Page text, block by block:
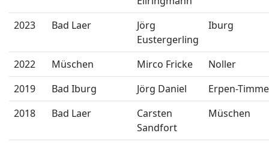
2023 Bad Laer
Jörg
Eustergerling
Iburg
2022 Müschen Mirco Fricke
Noller
2019
Bad Iburg Jörg Daniel
Erpen-
2018
Bad Laer
Carsten
Sandfort
Müschen